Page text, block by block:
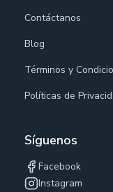
Contáctanos
Blog
Términos y
Políticas de
Síguenos
Facebook
Instagram